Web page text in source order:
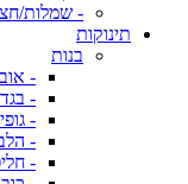
- שמלות/
תינוקות
בנות
-
-
-
-
-